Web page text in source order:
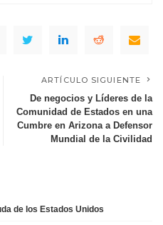
ARTÍCULO SIGUIENTE
De negocios y Líderes de la
Comunidad de Estados en una
Cumbre en Arizona a Defensor
Mundial de la Civilidad
de los Estados Unidos